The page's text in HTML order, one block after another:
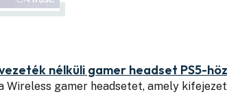
nélküli gamer headset PS5-
Wireless gamer headsetet, amely